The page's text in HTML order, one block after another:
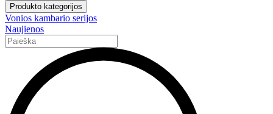
Produkto kategorijos
Vonios kambario serijos
Naujienos